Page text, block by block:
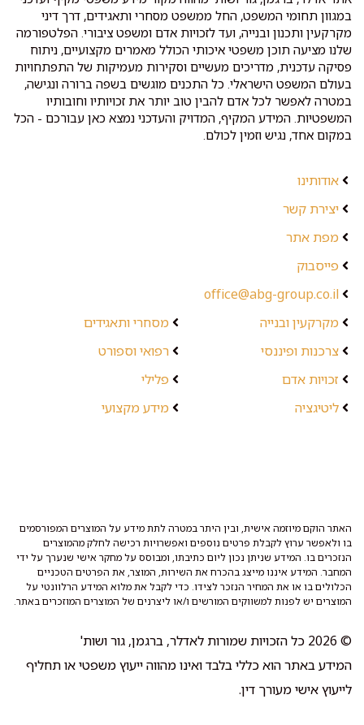
במגוון תחומי המשפט, החל ממשפט מסחרי ותאגידים, דרך דיני
מקרקעין ותכנון ובנייה, ועד לזכויות אדם ומשפט ציבורי. הפלטפורמה
שלנו מציעה תוכן משפטי איכותי הכולל מאמרים מקצועיים, ניתוח
פסיקה עדכנית, מדריכים מעשיים וסקירות מעמיקות של התפתחויות
בעולם המשפט הישראלי. כל התכנים מוגשים בשפה ברורה ונגישה,
במטרה לאפשר לכל אדם להבין טוב יותר את זכויותיו וחובותיו
המשפטיות. המידע המקיף, המדויק והעדכני נמצא כאן עבורכם - הכל
במקום אחד, נגיש וזמין לכולם.
אודותינו
יצירת קשר
מפת אתר
פייסבוק
office@abg-group.co.il
מקרקעין ובנייה
צרכנות ופיננסי
זכויות אדם
ליטיגציה
מסחרי ותאגידים
רפואי וספורט
פלילי
מידע מקצועי
האתר הוקם מיוזמה אישית, ובין היתר במטרה לתת מידע על המוצרים המפורסמים
בו ולאפשר ערוץ לקבלת פרטים נוספים ואפשרויות רכישה לחלק מהמוצרים
הנזכרים בו. המידע שניתן נכון ליום כתיבתו, ומבוסס על מחקר אישי שנערך על ידי
המחבר. המידע איננו מייצג בהכרח את השירות, המוצר, את הפרטים הטכניים
הכלולים בו או את המחיר הנזכר לצידו. כדי לקבל את מלוא המידע הרלוונטי על
המוצרים יש לפנות למשווקים המורשים ו/או ליצרנים של המוצרים המוזכרים באתר.
© 2026 כל הזכויות שמורות לאדלר, ברגמן, גור ושות'
המידע באתר הוא כללי בלבד ואינו מהווה ייעוץ משפטי או תחליף
לייעוץ אישי מעורך דין.